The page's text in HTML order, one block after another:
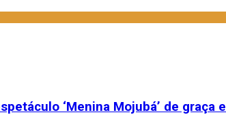
‘Menina Mojubá’ de graça